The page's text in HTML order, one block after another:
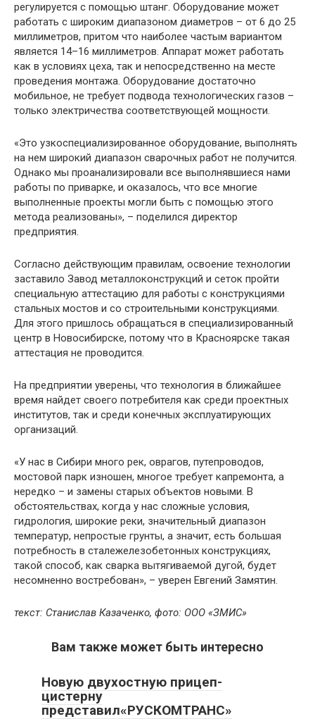
регулируется с помощью штанг. Оборудование может
работать с широким диапазоном диаметров – от 6 до 25
миллиметров, притом что наиболее частым вариантом
является 14–16 миллиметров. Аппарат может работать
как в условиях цеха, так и непосредственно на месте
проведения монтажа. Оборудование достаточно
мобильное, не требует подвода технологических газов –
только электричества соответствующей мощности.
«Это узкоспециализированное оборудование, выполнять
на нем широкий диапазон сварочных работ не получится.
Однако мы проанализировали все выполнявшиеся нами
работы по приварке, и оказалось, что все многие
выполненные проекты могли быть с помощью этого
метода реализованы», – поделился директор
предприятия.
Согласно действующим правилам, освоение технологии
заставило Завод металлоконструкций и сеток пройти
специальную аттестацию для работы с конструкциями
стальных мостов и со строительными конструкциями.
Для этого пришлось обращаться в специализированный
центр в Новосибирске, потому что в Красноярске такая
аттестация не проводится.
На предприятии уверены, что технология в ближайшее
время найдет своего потребителя как среди проектных
институтов, так и среди конечных эксплуатирующих
организаций.
«У нас в Сибири много рек, оврагов, путепроводов,
мостовой парк изношен, многое требует капремонта, а
нередко – и замены старых объектов новыми. В
обстоятельствах, когда у нас сложные условия,
гидрология, широкие реки, значительный диапазон
температур, непростые грунты, а значит, есть большая
потребность в сталежелезобетонных конструкциях,
такой способ, как сварка вытягиваемой дугой, будет
несомненно востребован», – уверен Евгений Замятин.
текст: Станислав Казаченко, фото: ООО «ЗМИС»
Вам также может быть интересно
Новую двухостную прицеп-
цистерну
представил«РУСКОМТРАНС»